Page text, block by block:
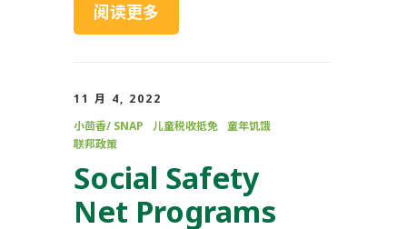
阅读更多
11 月 4, 2022
小茴香/ SNAP
儿童税收抵免
童年饥饿
联邦政策
Social Safety
Net Programs